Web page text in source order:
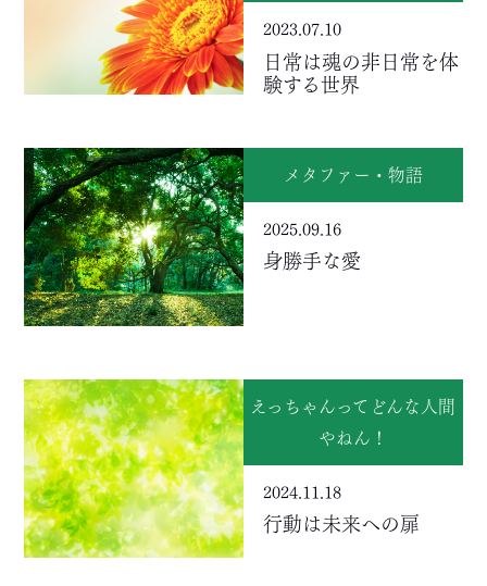
2023.07.10
日常は魂の非日常を体
験する世界
メタファー・物語
2025.09.16
身勝手な愛
えっちゃんってどんな人間
やねん！
2024.11.18
行動は未来への扉